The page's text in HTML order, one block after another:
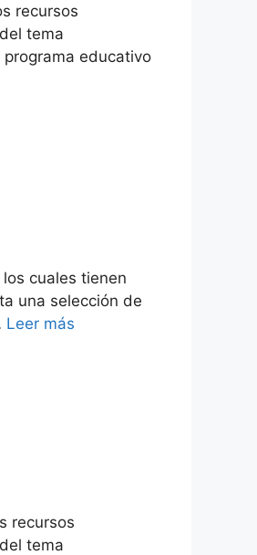
recursos
tema
educativo
cuales tienen
una selección de
Leer más
recursos
tema